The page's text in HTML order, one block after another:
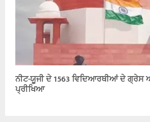
ਨੀਟ-ਯੂਜੀ ਦੇ 1563 ਵਿਦਿਆਰਥੀਆਂ ਦੇ ਗ੍ਰੇਸ
ਪ੍ਰੀਖਿਆ